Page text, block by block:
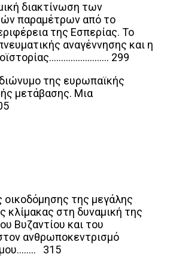
διακτίνωση των
παραμέτρων από το
της Εσπερίας. Το
αναγέννησης και η
299
της ευρωπαϊκής
μετάβασης. Μια
οικοδόμησης της μεγάλης
κλίμακας στη δυναμική της
Βυζαντίου και του
ανθρωποκεντρισμό
315